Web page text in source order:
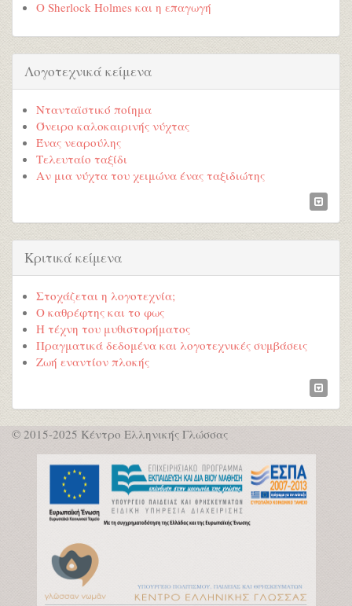
Ο Sherlock Holmes και η επαγωγή
Λογοτεχνικά κείμενα
Ντανταϊστικό ποίημα
Όνειρο καλοκαιρινής νύχτας
Ένας νεαρούλης
Τελευταίο ταξίδι
Αν μια νύχτα του χειμώνα ένας ταξιδιώτης
Κριτικά κείμενα
Στοχάζεται η λογοτεχνία;
Ο καθρέφτης και το φως
Η τέχνη του μυθιστορήματος
Πραγματικά δεδομένα και λογοτεχνικές συμβάσεις
Ζωή εναντίον πλοκής
© 2015-2025 Κέντρο Ελληνικής Γλώσσας